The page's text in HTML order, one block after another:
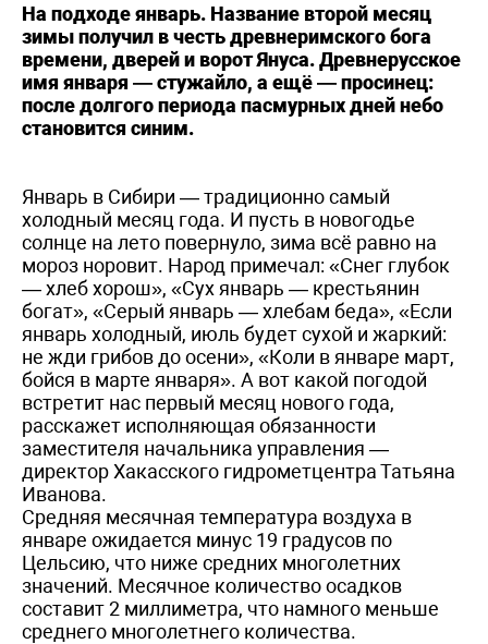
На подходе январь. Название второй месяц
зимы получил в честь древнеримского бога
времени, дверей и ворот Януса. Древнерусское
имя января — стужайло, а ещё — просинец:
после долгого периода пасмурных дней небо
становится синим.
Январь в Сибири — традиционно самый
холодный месяц года. И пусть в новогодье
солнце на лето повернуло, зима всё равно на
мороз норовит. Народ примечал: «Снег глубок
— хлеб хорош», «Сух январь — крестьянин
богат», «Серый январь — хлебам беда», «Если
январь холодный, июль будет сухой и жаркий:
не жди грибов до осени», «Коли в январе март,
бойся в марте января». А вот какой погодой
встретит нас первый месяц нового года,
расскажет исполняющая обязанности
заместителя начальника управления —
директор Хакасского гидрометцентра Татьяна
Иванова.
Средняя месячная температура воздуха в
январе ожидается минус 19 градусов по
Цельсию, что ниже средних многолетних
значений. Месячное количество осадков
составит 2 миллиметра, что намного меньше
среднего многолетнего количества.